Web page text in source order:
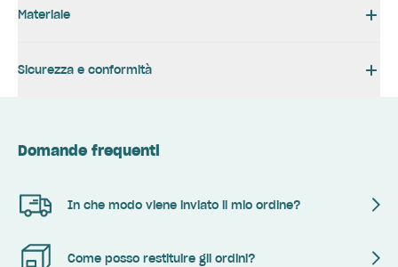
Materiale
Sicurezza e conformità
Domande frequenti
In che modo viene inviato il mio ordine?
Come posso restituire gli ordini?